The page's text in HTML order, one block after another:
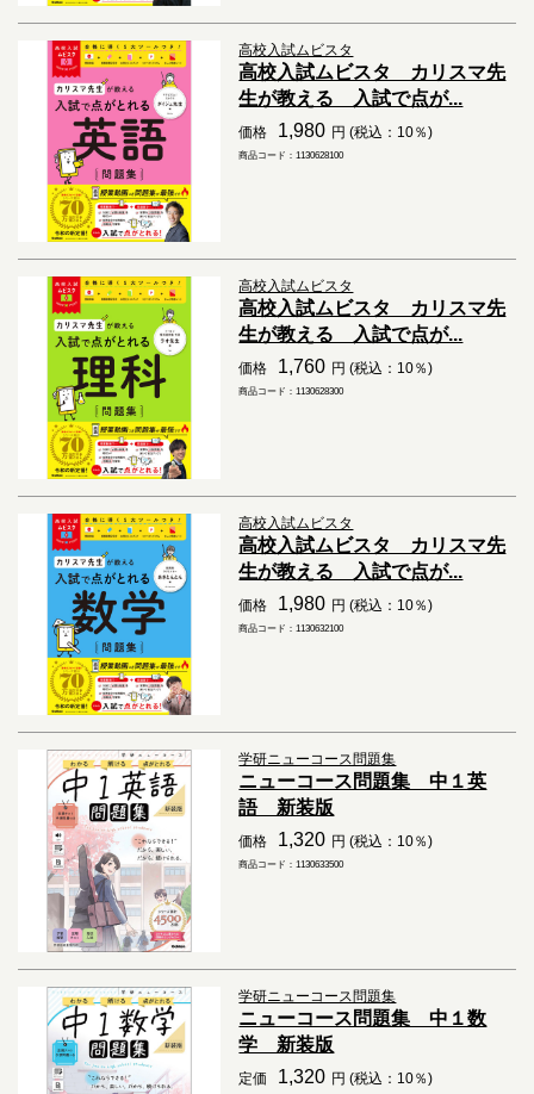
高校入試ムビスタ
高校入試ムビスタ カリスマ先
生が教える 入試で点が...
価格 1,980 円 (税込：10％)
商品コード：1130628100
高校入試ムビスタ
高校入試ムビスタ カリスマ先
生が教える 入試で点が...
価格 1,760 円 (税込：10％)
商品コード：1130628300
高校入試ムビスタ
高校入試ムビスタ カリスマ先
生が教える 入試で点が...
価格 1,980 円 (税込：10％)
商品コード：1130632100
学研ニューコース問題集
ニューコース問題集 中１英
語 新装版
価格 1,320 円 (税込：10％)
商品コード：1130633500
学研ニューコース問題集
ニューコース問題集 中１数
学 新装版
定価 1,320 円 (税込：10％)